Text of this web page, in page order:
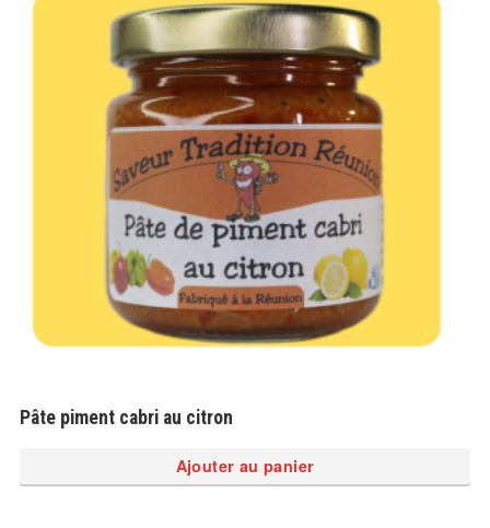
Pâte piment cabri au citron
Ajouter au panier